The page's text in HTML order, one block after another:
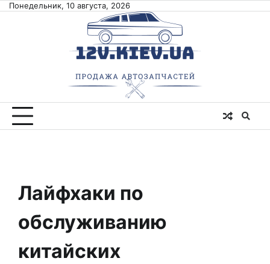
SkipПонедельник, 10 августа, 2026
Лайфхаки по
обслуживанию
китайских